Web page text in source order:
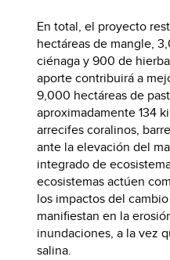
En total, el proyecto
hectáreas de mangle,
ciénaga y 900 de
aporte contribuirá a
9,000 hectáreas de
aproximadamente 134
arrecifes coralinos,
ante la elevación del
integrado de
ecosistemas actúen
los impactos del
manifiestan en la
inundaciones, a la vez
salina.